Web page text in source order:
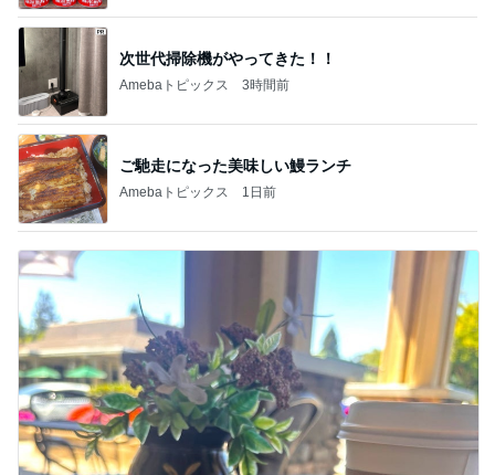
次世代掃除機がやってきた！！
Amebaトピックス 3時間前
ご馳走になった美味しい鰻ランチ
Amebaトピックス 1日前